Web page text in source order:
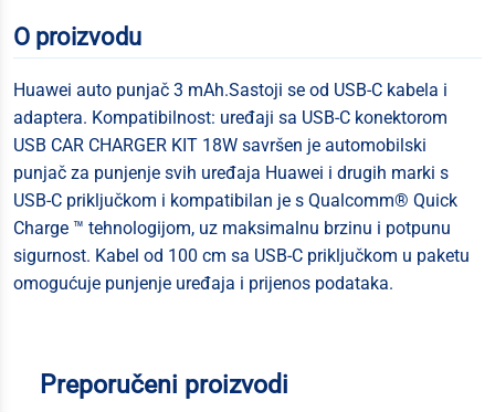
O proizvodu
Huawei auto punjač 3 mAh.Sastoji se od USB-C kabela i
adaptera. Kompatibilnost: uređaji sa USB-C konektorom
USB CAR CHARGER KIT 18W savršen je automobilski
punjač za punjenje svih uređaja Huawei i drugih marki s
USB-C priključkom i kompatibilan je s Qualcomm® Quick
Charge ™ tehnologijom, uz maksimalnu brzinu i potpunu
sigurnost. Kabel od 100 cm sa USB-C priključkom u paketu
omogućuje punjenje uređaja i prijenos podataka.
Preporučeni proizvodi